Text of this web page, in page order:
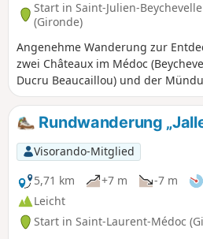
Start in Saint-Julien-Beychevelle
(Gironde)
Angenehme Wanderung zur
zwei Châteaux im Médoc
Ducru Beaucaillou) und der
ihren Carrelets. Diese Route mit
abwechslungsreicher Landschaft
moderater Länge eignet sich gut
schönen Familienausflug.
Rundwanderung
Visorando-Mitglied
5,71 km
+7 m -7 m
Leicht
Start in Saint-Laurent-Médoc